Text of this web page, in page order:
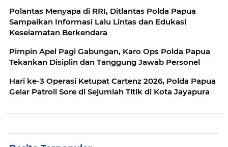
Polantas Menyapa di RRI, Ditlantas Polda Papua
Sampaikan Informasi Lalu Lintas dan Edukasi
Keselamatan Berkendara
Pimpin Apel Pagi Gabungan, Karo Ops Polda Papua
Tekankan Disiplin dan Tanggung Jawab Personel
Hari ke-3 Operasi Ketupat Cartenz 2026, Polda Papua
Gelar Patroli Sore di Sejumlah Titik di Kota Jayapura